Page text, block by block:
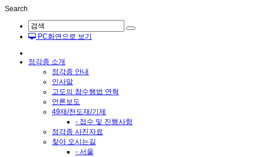
Search
PC화면으로 보기
정각종 소개
정각종 안내
인사말
고도의 참수행법 연혁
언론보도
49재/천도재/기제
- 접수 및 진행사항
정각종 사진자료
찾아 오시는길
- 서울